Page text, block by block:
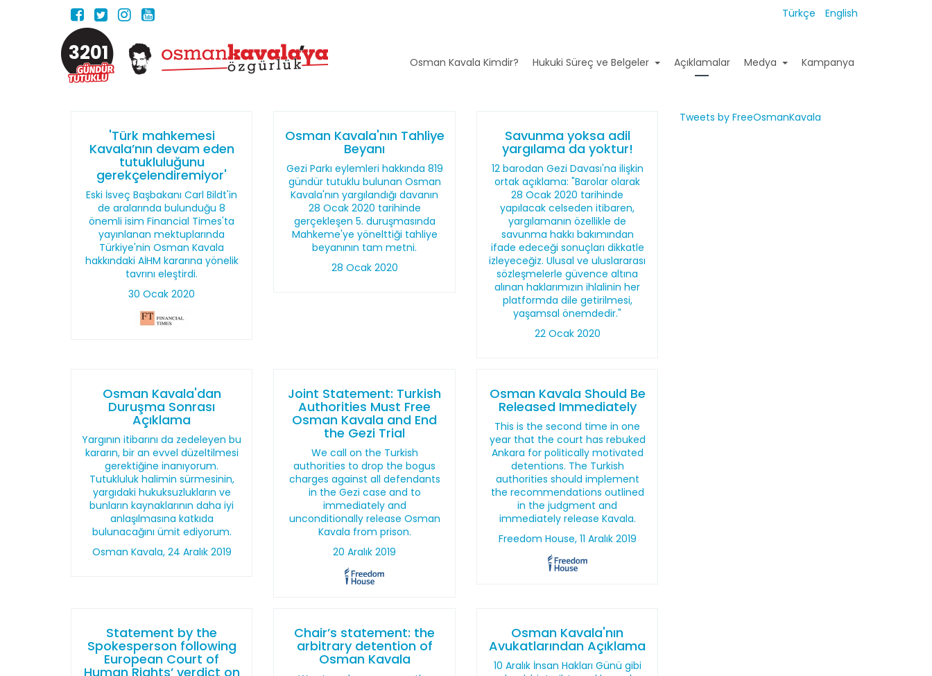
Türkçe English
3201 Osman Kavala Kimdir? Hukuki Süreç ve Belgeler Açıklamalar Medya Kampanya
'Türk mahkemesi
Kavala’nın devam eden
tutukluluğunu
gerekçelendiremiyor'
Eski İsveç Başbakanı Carl Bildt'in
de aralarında bulunduğu 8
önemli isim Financial Times'ta
yayınlanan mektuplarında
Türkiye'nin Osman Kavala
hakkındaki AİHM kararına yönelik
tavrını eleştirdi.
30 Ocak 2020
Osman Kavala'nın Tahliye
Beyanı
Gezi Parkı eylemleri hakkında 819
gündür tutuklu bulunan Osman
Kavala'nın yargılandığı davanın
28 Ocak 2020 tarihinde
gerçekleşen 5. duruşmasında
Mahkeme'ye yönelttiği tahliye
beyanının tam metni.
28 Ocak 2020
Savunma yoksa adil
yargılama da yoktur!
12 barodan Gezi Davası'na ilişkin
ortak açıklama: "Barolar olarak
28 Ocak 2020 tarihinde
yapılacak celseden itibaren,
yargılamanın özellikle de
savunma hakkı bakımından
ifade edeceği sonuçları dikkatle
izleyeceğiz. Ulusal ve uluslararası
sözleşmelerle güvence altına
alınan haklarımızın ihlalinin her
platformda dile getirilmesi,
yaşamsal önemdedir."
22 Ocak 2020
Osman Kavala'dan
Duruşma Sonrası
Açıklama
Yargının itibarını da zedeleyen bu
kararın, bir an evvel düzeltilmesi
gerektiğine inanıyorum.
Tutukluluk halimin sürmesinin,
yargıdaki hukuksuzlukların ve
bunların kaynaklarının daha iyi
anlaşılmasına katkıda
bulunacağını ümit ediyorum.
Osman Kavala, 24 Aralık 2019
Joint Statement: Turkish
Authorities Must Free
Osman Kavala and End
the Gezi Trial
We call on the Turkish
authorities to drop the bogus
charges against all defendants
in the Gezi case and to
immediately and
unconditionally release Osman
Kavala from prison.
20 Aralık 2019
Osman Kavala Should Be
Released Immediately
This is the second time in one
year that the court has rebuked
Ankara for politically motivated
detentions. The Turkish
authorities should implement
the recommendations outlined
in the judgment and
immediately release Kavala.
Freedom House, 11 Aralık 2019
Statement by the
Spokesperson following
European Court of
Human Rights’ verdict on
Chair’s statement: the
arbitrary detention of
Osman Kavala
Osman Kavala'nın
Avukatlarından Açıklama
10 Aralık İnsan Hakları Günü gibi
Tweets by FreeOsmanKavala